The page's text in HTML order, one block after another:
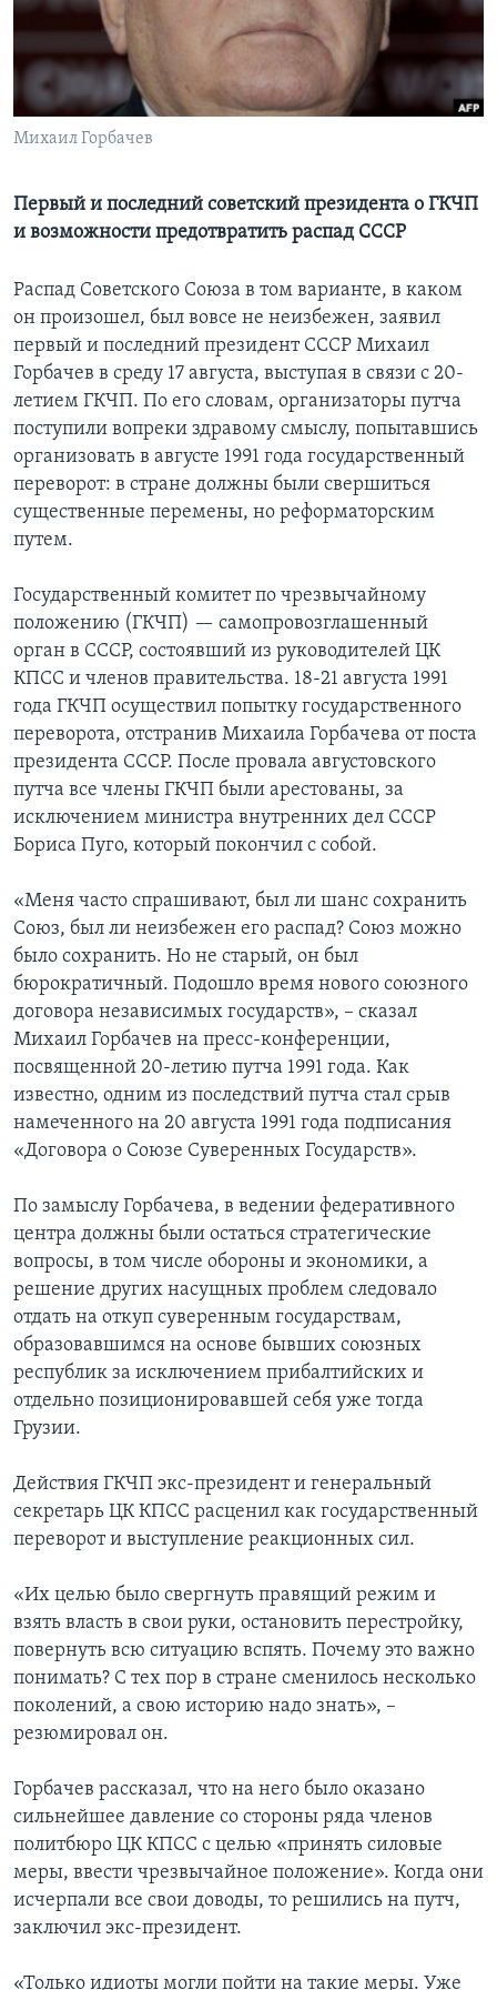
Learning English
СОЦИАЛЬНЫЕ СЕТИ
Языки
Михаил Горбачев
Первый и последний советский президента о ГКЧП
и возможности предотвратить распад СССР
Распад Советского Союза в том варианте, в каком
он произошел, был вовсе не неизбежен, заявил
первый и последний президент СССР Михаил
Горбачев в среду 17 августа, выступая в связи с 20-
летием ГКЧП. По его словам, организаторы путча
поступили вопреки здравому смыслу, попытавшись
организовать в августе 1991 года государственный
переворот: в стране должны были свершиться
существенные перемены, но реформаторским
путем.
Государственный комитет по чрезвычайному
положению (ГКЧП) — самопровозглашенный
орган в СССР, состоявший из руководителей ЦК
КПСС и членов правительства. 18-21 августа 1991
года ГКЧП осуществил попытку государственного
переворота, отстранив Михаила Горбачева от поста
президента СССР. После провала августовского
путча все члены ГКЧП были арестованы, за
исключением министра внутренних дел СССР
Бориса Пуго, который покончил с собой.
«Меня часто спрашивают, был ли шанс сохранить
Союз, был ли неизбежен его распад? Союз можно
было сохранить. Но не старый, он был
бюрократичный. Подошло время нового союзного
договора независимых государств», – сказал
Михаил Горбачев на пресс-конференции,
посвященной 20-летию путча 1991 года. Как
известно, одним из последствий путча стал срыв
намеченного на 20 августа 1991 года подписания
«Договора о Союзе Суверенных Государств».
По замыслу Горбачева, в ведении федеративного
центра должны были остаться стратегические
вопросы, в том числе обороны и экономики, а
решение других насущных проблем следовало
отдать на откуп суверенным государствам,
образовавшимся на основе бывших союзных
республик за исключением прибалтийских и
отдельно позиционировавшей себя уже тогда
Грузии.
Действия ГКЧП экс-президент и генеральный
секретарь ЦК КПСС расценил как государственный
переворот и выступление реакционных сил.
«Их целью было свергнуть правящий режим и
взять власть в свои руки, остановить перестройку,
повернуть всю ситуацию вспять. Почему это важно
понимать? С тех пор в стране сменилось несколько
поколений, а свою историю надо знать», –
резюмировал он.
Горбачев рассказал, что на него было оказано
сильнейшее давление со стороны ряда членов
политбюро ЦК КПСС с целью «принять силовые
меры, ввести чрезвычайное положение». Когда они
исчерпали все свои доводы, то решились на путч,
заключил экс-президент.
«Только идиоты могли пойти на такие меры. Уже